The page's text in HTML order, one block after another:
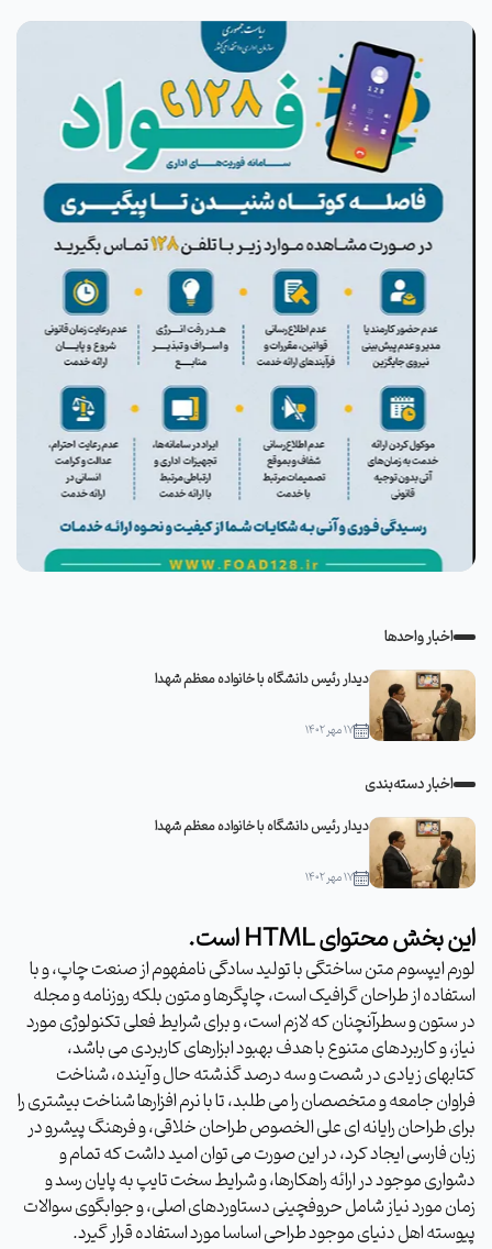
اخبار واحدها
دیدار رئیس دانشگاه با خانواده معظم شهدا
۱۷ مهر ۱۴۰۲
اخبار دسته‌بندی
دیدار رئیس دانشگاه با خانواده معظم شهدا
۱۷ مهر ۱۴۰۲
این بخش محتوای HTML است.
لورم ایپسوم متن ساختگی با تولید سادگی نامفهوم از صنعت چاپ، و با
استفاده از طراحان گرافیک است، چاپگرها و متون بلکه روزنامه و مجله
در ستون و سطرآنچنان که لازم است، و برای شرایط فعلی تکنولوژی مورد
نیاز، و کاربردهای متنوع با هدف بهبود ابزارهای کاربردی می باشد،
کتابهای زیادی در شصت و سه درصد گذشته حال و آینده، شناخت
فراوان جامعه و متخصصان را می طلبد، تا با نرم افزارها شناخت بیشتری را
برای طراحان رایانه ای علی الخصوص طراحان خلاقی، و فرهنگ پیشرو در
زبان فارسی ایجاد کرد، در این صورت می توان امید داشت که تمام و
دشواری موجود در ارائه راهکارها، و شرایط سخت تایپ به پایان رسد و
زمان مورد نیاز شامل حروفچینی دستاوردهای اصلی، و جوابگوی سوالات
پیوسته اهل دنیای موجود طراحی اساسا مورد استفاده قرار گیرد.